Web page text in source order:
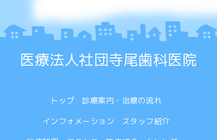
医療法人社団寺尾歯科医院
トップ
診療案内・治療の流れ
インフォメーション
スタッフ紹介